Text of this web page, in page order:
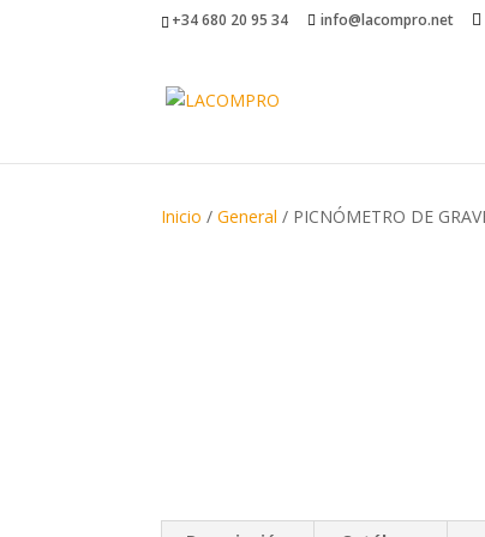
+34 680 20 95 34 info@lacompro.net
Inicio /General / PICNÓMETRO DE